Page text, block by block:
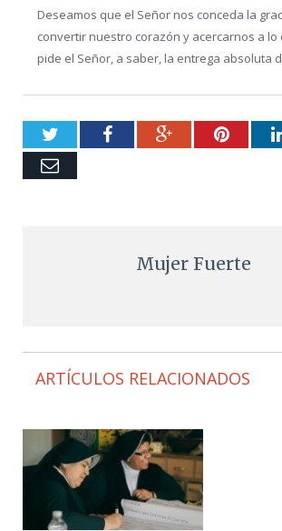
Deseamos que el Señor nos conceda la
convertir nuestro corazón y acercarnos a lo
pide el Señor, a saber, la entrega absoluta
TwitterFacebookGoogle+
Email
Mujer Fuerte
ARTÍCULOS RELACIONADOS